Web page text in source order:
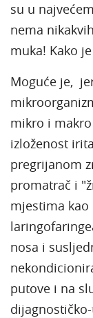
su u
nema
muka! Kako
Moguće je,
mikro i
izloženost
pregrijanom
promatrač i
mjestima kao
nosa i
putove i na